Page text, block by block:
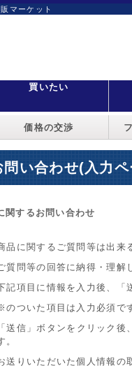
マーケット
買いたい
価格の交渉
問い合わせ(入力
関するお問い合わせ
品に関するご質問等は出来
質問等の回答に納得・理解
記項目に情報を入力後、「
のついた項目は入力必須で
「送信」ボタンをクリック
。
送りいただいた個人情報の